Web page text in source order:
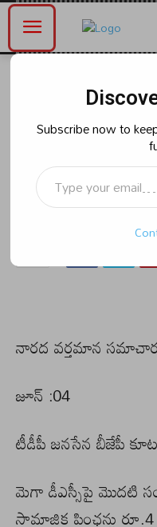
రాజకీయం
టీడీపీ జనసేన
మేనిఫెస్టీలో
naradanews.in
నారద వర్తమాన
జూన్ :04
టీడీపీ జనసేన బీజేపీ
మెగా డీఎస్సీపై మొదటి
సామాజిక పింఛన్లు రూ.4
Subscribe now to
Type your email…